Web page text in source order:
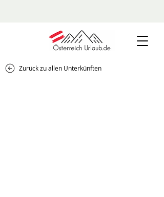
Zurück zu allen Unterkünften